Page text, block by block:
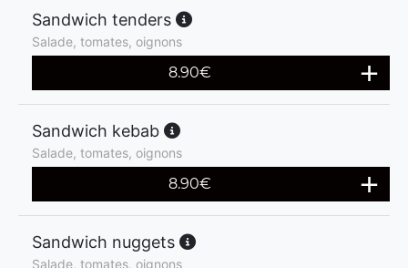
Sandwich tenders
Salade, tomates, oignons
8.90€
Sandwich kebab
Salade, tomates, oignons
8.90€
Sandwich nuggets
Salade, tomates, oignons